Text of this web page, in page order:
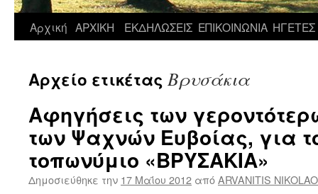
Αρχική ΑΡΧΙΚΗ ΕΚΔΗΛΩΣΕΙΣ ΕΠΙΚΟΙΝΩΝΙΑ ΗΓΕΤΕΣ
Αρχείο ετικέτας Βρυσάκια
Αφηγήσεις των
των Ψαχνών Ευβοίας, για
τοπωνύμιο «ΒΡΥΣΑΚΙΑ»
Δημοσιεύθηκε την 17 Μαΐου 2012 απόARVANITIS